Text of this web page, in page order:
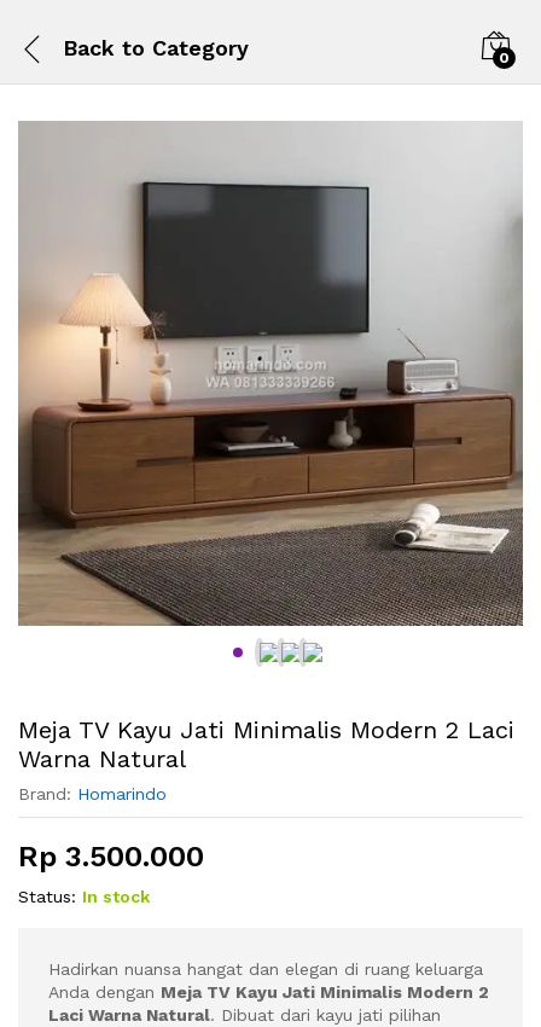
Back to Category 0
Meja TV Kayu Jati Minimalis Modern 2 Laci
Warna Natural
Brand: Homarindo
Rp 3.500.000
Status: In stock
Hadirkan nuansa hangat dan elegan di ruang keluarga
Anda dengan Meja TV Kayu Jati Minimalis Modern 2
Laci Warna Natural. Dibuat dari kayu jati pilihan